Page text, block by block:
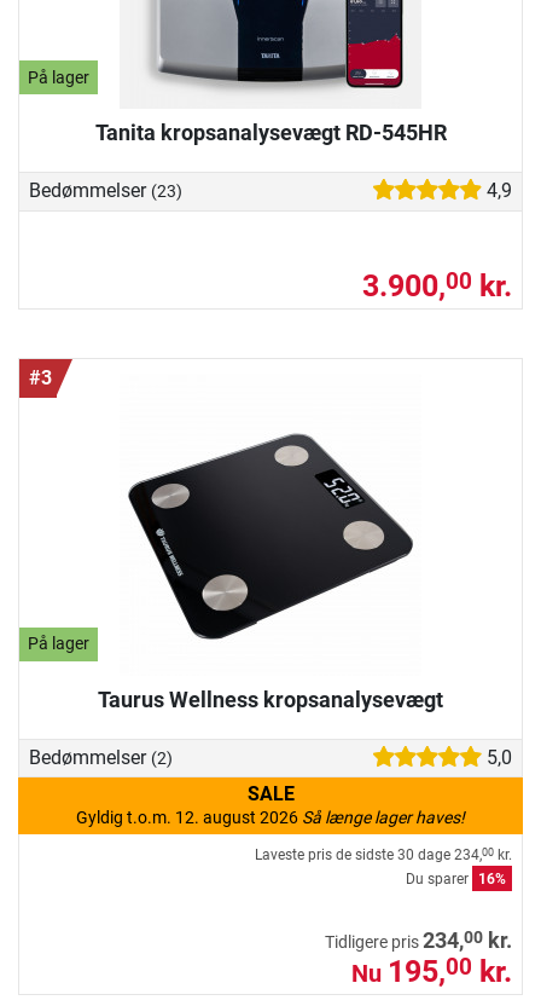
På lager
Tanita kropsanalysevægt RD-545HR
Bedømmelser (23) 4,9
3.900,00 kr.
#3
På lager
Taurus Wellness kropsanalysevægt
Bedømmelser (2)
5,0
SALE
Gyldig t.o.m. 12. august 2026 Så længe lager haves!
Laveste pris de sidste 30 dage 234,00 kr.
Du sparer
16%
Tidligere pris234,00 kr.
Nu 195,00 kr.